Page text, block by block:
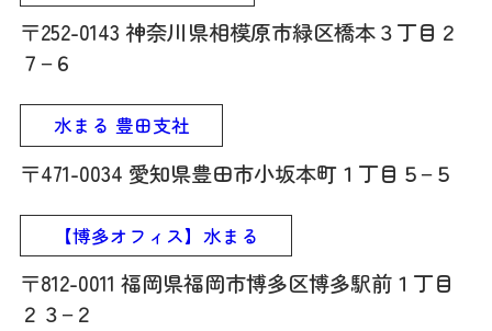
〒252-0143 神奈川県相模原市緑区橋本３丁目２
７−６
水まる 豊田支社
〒471-0034 愛知県豊田市小坂本町１丁目５−５
【博多オフィス】水まる
〒812-0011 福岡県福岡市博多区博多駅前１丁目
２３−２